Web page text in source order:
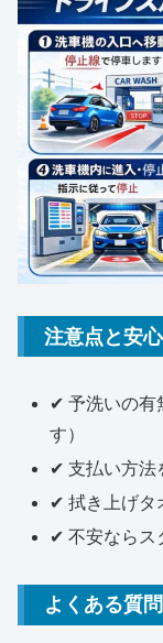
注意点と安
✔ 予洗いの有
す）
✔ 支払い方法
✔ 拭き上げタ
✔ 不安ならス
よくある質